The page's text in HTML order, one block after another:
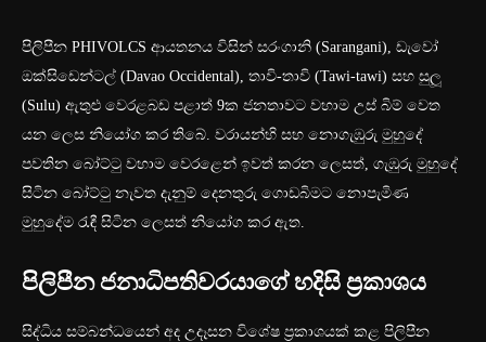
පිලිපීන PHIVOLCS ආයතනය විසින් සරංගානි (Sarangani), ඩැවෝ
ඔක්සිඩෙන්ටල් (Davao Occidental), තාවි-තාවි (Tawi-tawi) සහ සුලූ
(Sulu) ඇතුළු වෙරළබඩ පළාත් 9ක ජනතාවට වහාම උස් බිම් වෙත
යන ලෙස නියෝග කර තිබේ. වරායන්හි සහ නොගැඹුරු මුහුදේ
පවතින බෝට්ටු වහාම වෙරළෙන් ඉවත් කරන ලෙසත්, ගැඹුරු මුහුදේ
සිටින බෝට්ටු නැවත දැනුම් දෙනතුරු ගොඩබිමට නොපැමිණ
මුහුදේම රැඳී සිටින ලෙසත් නියෝග කර ඇත.
පිලිපීන ජනාධිපතිවරයාගේ හදිසි ප්‍රකාශය
සිද්ධිය සම්බන්ධයෙන් අද උදෑසන විශේෂ ප්‍රකාශයක් කළ පිලිපීන